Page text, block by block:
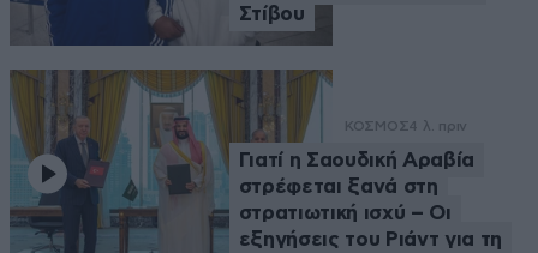
Στίβου
ΚΟΣΜΟΣ4 λ. πριν
Γιατί η Σαουδική Αραβία
στρέφεται ξανά στη
στρατιωτική ισχύ – Οι
εξηγήσεις του Ριάντ για τη